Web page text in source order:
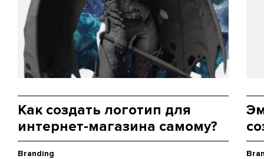
Как создать логотип для
интернет-магазина самому?
Branding